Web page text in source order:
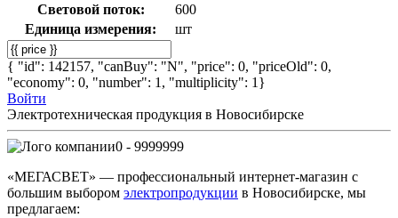
Световой поток:
600
Единица измерения:
шт
{ "id": 142157, "canBuy": "N", "price": 0, "priceOld": 0,
"economy": 0, "number": 1, "multiplicity": 1}
Войти
Электротехническая продукция в Новосибирске
0 - 9999999
«МЕГАСВЕТ» — профессиональный интернет-магазин с
большим выбором электропродукции в Новосибирске, мы
предлагаем: